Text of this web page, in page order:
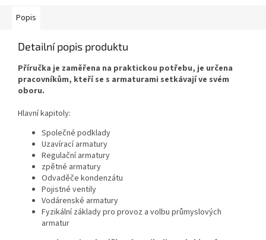
Popis
Detailní popis produktu
Příručka je zaměřena na praktickou potřebu,je určena
pracovníkům, kteří se s armaturami setkávají ve svém
oboru.
Hlavní kapitoly:
Společné podklady
Uzavírací armatury
Regulační armatury
zpětné armatury
Odvaděče kondenzátu
Pojistné ventily
Vodárenské armatury
Fyzikální základy pro provoz a volbu průmyslových
armatur